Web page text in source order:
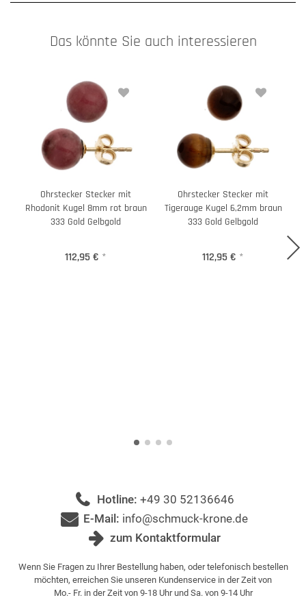
Das könnte Sie auch interessieren
Ohrstecker Stecker mit
Rhodonit Kugel 8mm rot braun
333 Gold Gelbgold
112,95 € *
Ohrstecker Stecker mit
Tigerauge Kugel 6,2mm braun
333 Gold Gelbgold
112,95 € *
Hotline: +49 30 52136646
E-Mail: info@schmuck-krone.de
zum Kontaktformular
Wenn Sie Fragen zu Ihrer Bestellung haben, oder telefonisch bestellen
möchten, erreichen Sie unseren Kundenservice in der Zeit von
Mo.- Fr. in der Zeit von 9-18 Uhr und Sa. von 9-14 Uhr